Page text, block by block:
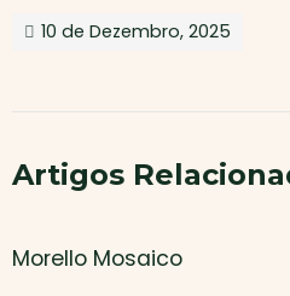
10 de Dezembro, 2025
Artigos
Morello Mosaico